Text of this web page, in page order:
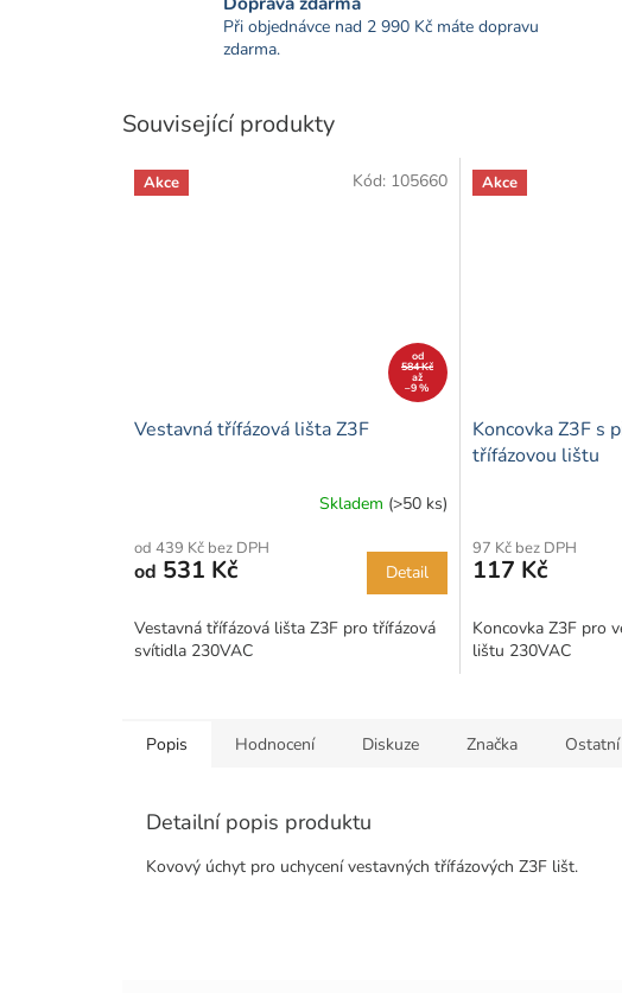
Při objednávce nad 2 990 Kč máte dopravu
zdarma.
Související produkty
Akce
od
584 Kč
až
–9 %
Vestavná třífázová lišta Z3F
Skladem (>50 ks)
od 439 Kč bez DPH
od 531 Kč Detail
Vestavná třífázová lišta Z3F pro třífázová
svítidla 230VAC
Kód: 105660 Akce
Koncovka Z3F s
třífázovou lištu
97 Kč bez DPH
117 Kč
Koncovka Z3F pro
lištu 230VAC
Popis Hodnocení Diskuze Značka
Detailní popis produktu
Kovový úchyt pro uchycení vestavných třífázových Z3F lišt.